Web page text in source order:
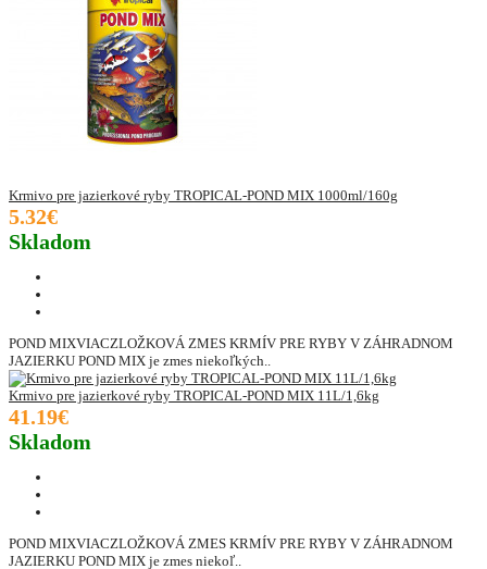
Krmivo pre jazierkové ryby TROPICAL-POND MIX 1000ml/160g
5.32€
Skladom
POND MIXVIACZLOŽKOVÁ ZMES KRMÍV PRE RYBY V ZÁHRADNOM
JAZIERKU POND MIX je zmes niekoľkých..
Krmivo pre jazierkové ryby TROPICAL-POND MIX 11L/1,6kg
41.19€
Skladom
POND MIXVIACZLOŽKOVÁ ZMES KRMÍV PRE RYBY V ZÁHRADNOM
JAZIERKU POND MIX je zmes niekoľ..